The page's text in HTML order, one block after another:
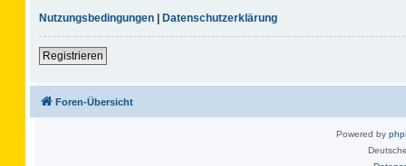
Nutzungsbedingungen | Datenschutzerklärung
Registrieren
Foren-Übersicht
Powered by